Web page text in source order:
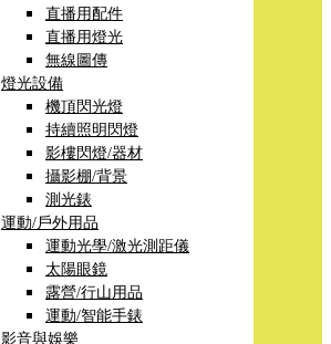
直播用配件
直播用燈光
無線圖傳
燈光設備
機頂閃光燈
持續照明閃燈
影樓閃燈/器材
攝影棚/背景
測光錶
運動/戶外用品
運動光學/激光測距儀
太陽眼鏡
露營/行山用品
運動/智能手錶
影音與娛樂